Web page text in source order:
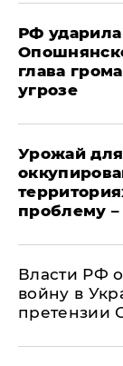
РФ
глава
угрозе
Урожай
проблему
Власти РФ
войну в
претензии